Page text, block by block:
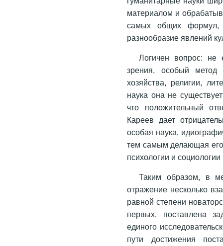
материалом и
самых общих
разнообразие явлений
Логичен вопрос: не
зрения, особый метод
хозяйства, религии,
наука она не
что положительный
Кареев дает
особая наука,
тем самым делающая
психологии и
Таким образом, в
отражение несколько
равной степени
первых, поставлена
единого
пути достижения